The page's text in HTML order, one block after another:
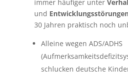
immer häufiger unter
und
30 Jahren praktisch noch
Alleine wegen ADS/ADHS
schlucken deutsche